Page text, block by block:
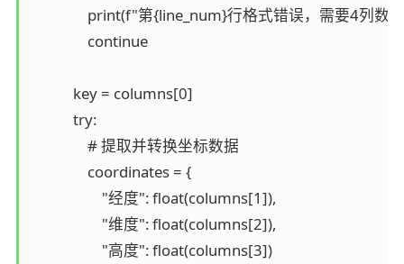
print(f"第{line_num}行格式错误，需要4列
                continue
            key = columns[0]
            try:
                # 提取并转换坐标数据
                coordinates = {
                    "经度": float(columns[1]),
                    "维度": float(columns[2]),
                    "高度": float(columns[3])